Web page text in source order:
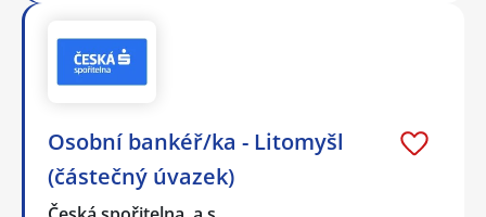
Osobní bankéř/ka - Litomyšl
(částečný úvazek)